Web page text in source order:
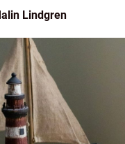
Lindgren